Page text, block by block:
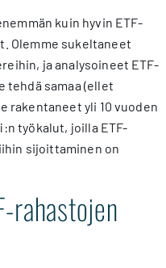
kuin hyvin ETF-
Olemme sukeltaneet
ja analysoineet ETF-
tehdä samaa (ellet
rakentaneet yli 10 vuoden
työkalut, joilla ETF-
sijoittaminen on
rahastojen